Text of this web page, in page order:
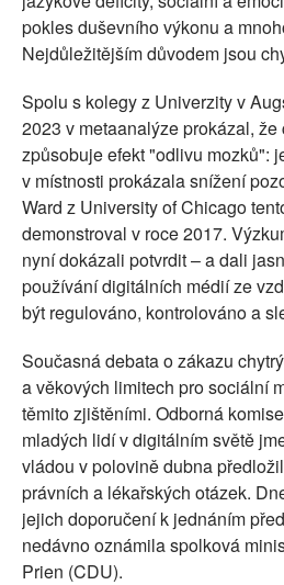
pokles duševního výkonu a
Nejdůležitějším důvodem jsou
Spolu s kolegy z Univerzity v
2023 v metaanalýze prokázal, že
způsobuje efekt "odlivu mozků":
v místnosti prokázala snížení
Ward z University of Chicago
demonstroval v roce 2017.
nyní dokázali potvrdit – a dali
používání digitálních médií ze
být regulováno, kontrolováno a
Současná debata o zákazu
a věkových limitech pro sociální
těmito zjištěními. Odborná
mladých lidí v digitálním světě
vládou v polovině dubna
právních a lékařských otázek.
jejich doporučení k jednáním
nedávno oznámila spolková
Prien (CDU).